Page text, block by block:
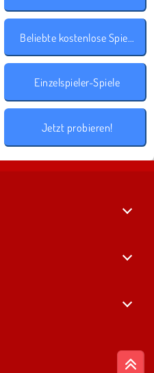
Beliebte kostenlose Spiele
Einzelspieler-Spiele
Jetzt probieren!